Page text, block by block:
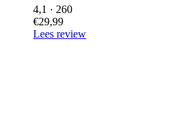
4,1 · 260
€29,99
Lees review